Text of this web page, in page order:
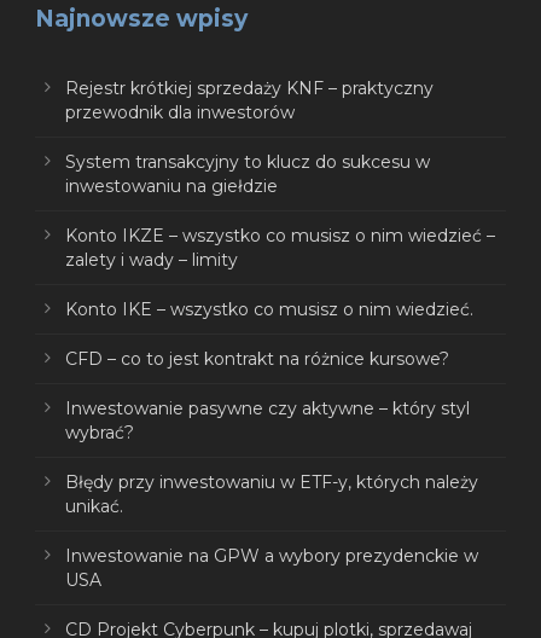
Najnowsze wpisy
Rejestr krótkiej sprzedaży KNF – praktyczny
przewodnik dla inwestorów
System transakcyjny to klucz do sukcesu w
inwestowaniu na giełdzie
Konto IKZE – wszystko co musisz o nim wiedzieć –
zalety i wady – limity
Konto IKE – wszystko co musisz o nim wiedzieć.
CFD – co to jest kontrakt na różnice kursowe?
Inwestowanie pasywne czy aktywne – który styl
wybrać?
Błędy przy inwestowaniu w ETF-y, których należy
unikać.
Inwestowanie na GPW a wybory prezydenckie w
USA
CD Projekt Cyberpunk – kupuj plotki, sprzedawaj